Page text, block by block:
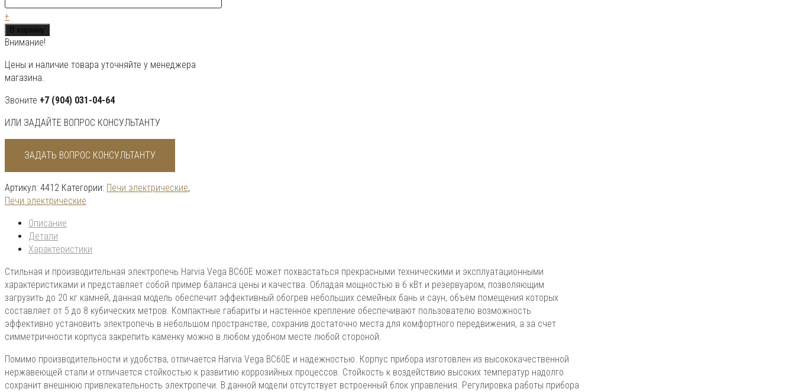
печь
Harvia
Vega
BC60E
Steel
+
В корзину
Внимание!
Цены и наличие товара уточняйте у менеджера
магазина.
Звоните +7 (904) 031-04-64
ИЛИ ЗАДАЙТЕ ВОПРОС КОНСУЛЬТАНТУ
ЗАДАТЬ ВОПРОС КОНСУЛЬТАНТУ
Артикул: 4412 Категории: Печи электрические,
Печи электрические
Описание
Детали
Характеристики
Стильная и производительная электропечь Harvia Vega ВС60Е может похвастаться прекрасными техническими и эксплуатационными
характеристиками и представляет собой пример баланса цены и качества. Обладая мощностью в 6 кВт и резервуаром, позволяющим
загрузить до 20 кг камней, данная модель обеспечит эффективный обогрев небольших семейных бань и саун, объем помещения которых
составляет от 5 до 8 кубических метров. Компактные габариты и настенное крепление обеспечивают пользователю возможность
эффективно установить электропечь в небольшом пространстве, сохранив достаточно места для комфортного передвижения, а за счет
симметричности корпуса закрепить каменку можно в любом удобном месте любой стороной.
Помимо производительности и удобства, отличается Harvia Vega ВС60Е и надежностью. Корпус прибора изготовлен из высококачественной
нержавеющей стали и отличается стойкостью к развитию коррозийных процессов. Стойкость к воздействию высоких температур надолго
сохранит внешнюю привлекательность электропечи. В данной модели отсутствует встроенный блок управления. Регулировка работы прибора